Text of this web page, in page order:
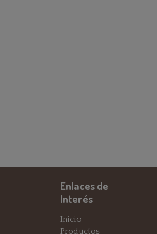
Enlaces de
Interés
Inicio
Productos